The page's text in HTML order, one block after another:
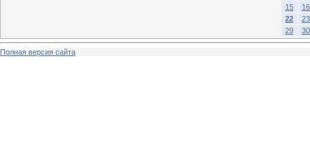
15
16
22
23
29
30
Полная версия сайта